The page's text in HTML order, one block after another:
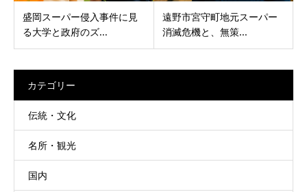
盛岡スーパー侵入事件に見
る大学と政府のズ...
遠野市宮守町地元スーパー
消滅危機と、無策...
カテゴリー
伝統・文化
名所・観光
国内